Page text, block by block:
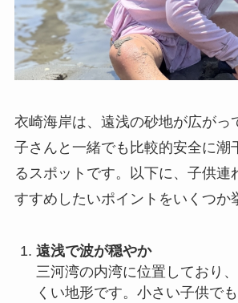
衣崎海岸は、遠浅の砂地が広がっ
子さんと一緒でも比較的安全に潮
るスポットです。以下に、子供連
すすめしたいポイントをいくつか
遠浅で波が穏やか
三河湾の内湾に位置しており
くい地形です。小さい子供で